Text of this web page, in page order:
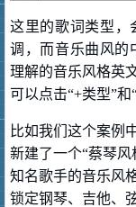
这里的歌词类型，
调，而音乐曲风的
理解的音乐风格英
可以点击“+类型”和
比如我们这个案例
新建了一个“蔡琴
知名歌手的音乐风
锁定钢琴、吉他、